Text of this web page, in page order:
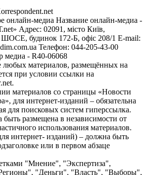
онлайн-медиа Название онлайн-медиа -
Адрес: 02091, місто Київ,
будинок 172-Б, офіс 208/1 E-mail:
Телефон: 044-205-43-00
медиа - R40-06068
любых материалов, размещённых на
при условии ссылки на
материалов со страницы «Новости
для интернет-изданий – обязательна
для поисковых систем гиперссылка.
размещена в независимости от
использования материалов.
интернет- изданий) – должна быть
или в первом абзаце
"Мнение", "Экспертиза",
"Деньги", "Власть", "Выборы",